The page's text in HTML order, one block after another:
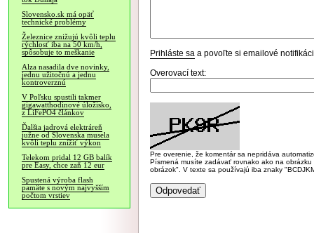
Slovensko.sk má opäť
technické problémy
Železnice znižujú kvôli teplu
rýchlosť iba na 50 km/h,
spôsobuje to meškanie
Alza nasadila dve novinky,
jednu užitočnú a jednu
kontroverznú
V Poľsku spustili takmer
gigawatthodinové úložisko,
z LiFePO4 článkov
Ďalšia jadrová elektráreň
južne od Slovenska musela
kvôli teplu znížiť výkon
Telekom pridal 12 GB balík
pre Easy, chce zaň 12 eur
Spustená výroba flash
pamäte s novým najvyšším
počtom vrstiev
Prihláste sa a povoľte si emailové
Overovací text:
Pre overenie, že komentár sa nepridáva
Písmená musíte zadávať rovnako ako na
obrázok". V texte sa používajú iba znaky